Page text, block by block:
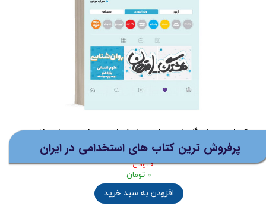
افزودن به سبد خرید
رایگان برای خرید های بالای 5
میلیون تومان)
کتاب هشتگ امتحان روانشناسی یازدهم انسانی
کاگو
۰ تومان
۰ تومان
افزودن به سبد خرید
پرفروش ترین کتاب های استخدامی در ایران